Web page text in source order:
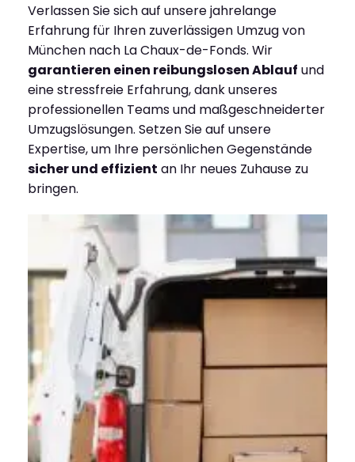
Verlassen Sie sich auf unsere jahrelange
Erfahrung für Ihren zuverlässigen Umzug von
München nach La Chaux-de-Fonds. Wir
garantieren einen reibungslosen Ablauf und
eine stressfreie Erfahrung, dank unseres
professionellen Teams und maßgeschneiderter
Umzugslösungen. Setzen Sie auf unsere
Expertise, um Ihre persönlichen Gegenstände
sicher und effizient an Ihr neues Zuhause zu
bringen.